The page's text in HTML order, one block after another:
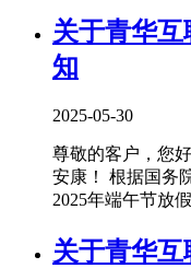
关于青华互
知
2025-05-30
尊敬的客户，您
安康！ 根据国务
2025年端午节放
关于青华互